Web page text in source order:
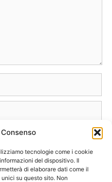
tecnologie come i cookie
del dispositivo. Il
di elaborare dati come il
su questo sito. Non